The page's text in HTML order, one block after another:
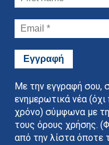
Με την εγγραφή σου,
ενημερωτικά νέα
χρόνο) σύμφωνα με
τους όρους χρήσης.
από την λίστα όποτε